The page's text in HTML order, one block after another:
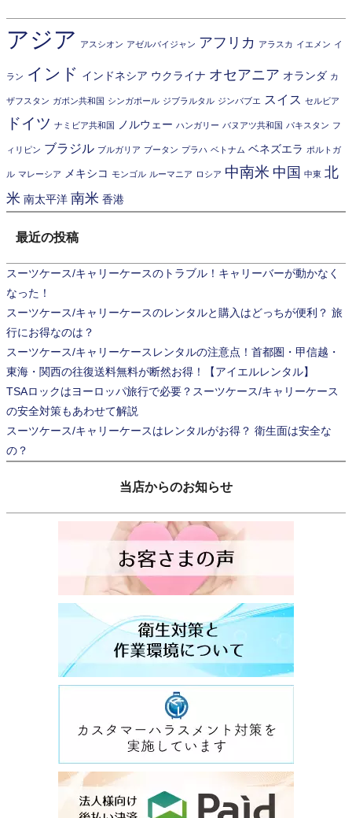
アジア アスシオン アゼルバイジャン アフリカ アラスカ イエメン イ
ラン インド インドネシア ウクライナ オセアニア オランダ カ
ザフスタン ガボン共和国 シンガポール ジブラルタル ジンバブエ スイス セルビア
ドイツ ナミビア共和国 ノルウェー ハンガリー バヌアツ共和国 パキスタン フ
ィリピン ブラジル ブルガリア ブータン プラハ ベトナム ベネズエラ ポルトガ
ル マレーシア メキシコ モンゴル ルーマニア ロシア 中南米 中国 中東 北
米 南太平洋 南米 香港
最近の投稿
スーツケース/キャリーケースのトラブル！キャリーバーが動かなく
なった！
スーツケース/キャリーケースのレンタルと購入はどっちが便利？ 旅
行にお得なのは？
スーツケース/キャリーケースレンタルの注意点！首都圏・甲信越・
東海・関西の往復送料無料が断然お得！【アイエルレンタル】
TSAロックはヨーロッパ旅行で必要？スーツケース/キャリーケース
の安全対策もあわせて解説
スーツケース/キャリーケースはレンタルがお得？ 衛生面は安全な
の？
当店からのお知らせ